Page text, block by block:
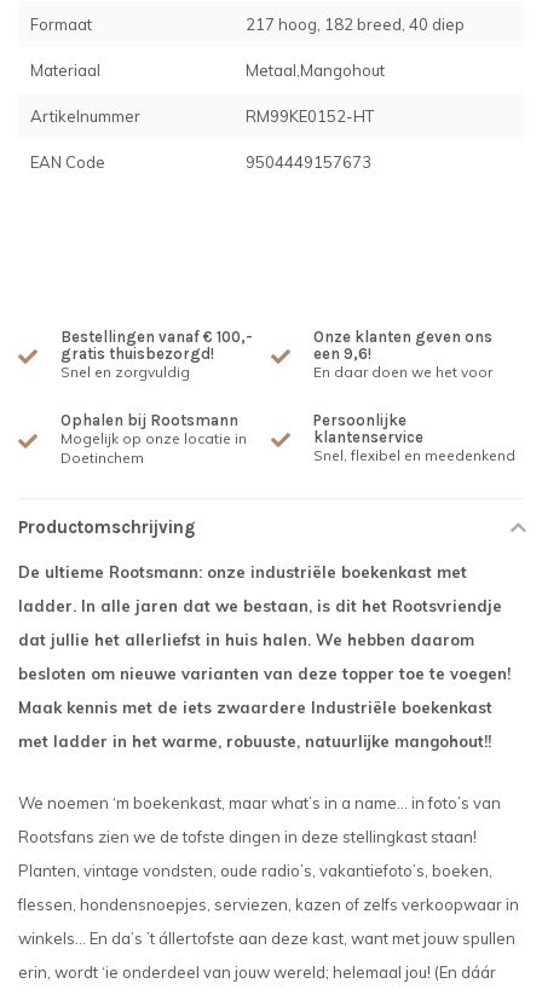
Formaat 217 hoog, 182 breed, 40 diep
Materiaal Metaal,Mangohout
Artikelnummer RM99KE0152-HT
EAN Code 9504449157673
Bestellingen vanaf € 100,-
gratis thuisbezorgd!
Snel en zorgvuldig
Onze klanten geven ons
een 9,6!
En daar doen we het voor
Ophalen bij Rootsmann
Mogelijk op onze locatie in
Doetinchem
Persoonlijke
klantenservice
Snel, flexibel en meedenkend
Productomschrijving
De ultieme Rootsmann: onze industriële boekenkast met
ladder. In alle jaren dat we bestaan, is dit het Rootsvriendje
dat jullie het allerliefst in huis halen. We hebben daarom
besloten om nieuwe varianten van deze topper toe te voegen!
Maak kennis met de iets zwaardere Industriële boekenkast
met ladder in het warme, robuuste, natuurlijke mangohout!!
We noemen ‘m boekenkast, maar what’s in a name… in foto’s van
Rootsfans zien we de tofste dingen in deze stellingkast staan!
Planten, vintage vondsten, oude radio’s, vakantiefoto’s, boeken,
flessen, hondensnoepjes, serviezen, kazen of zelfs verkoopwaar in
winkels… En da’s ’t állertofste aan deze kast, want met jouw spullen
erin, wordt ‘ie onderdeel van jouw wereld; helemaal jou! (En dáár